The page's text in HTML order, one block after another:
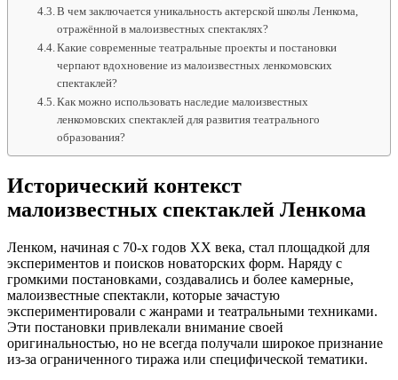
В чем заключается уникальность актерской школы Ленкома,
отражённой в малоизвестных спектаклях?
Какие современные театральные проекты и постановки
черпают вдохновение из малоизвестных ленкомовских
спектаклей?
Как можно использовать наследие малоизвестных
ленкомовских спектаклей для развития театрального
образования?
Исторический контекст
малоизвестных спектаклей Ленкома
Ленком, начиная с 70-х годов XX века, стал площадкой для
экспериментов и поисков новаторских форм. Наряду с
громкими постановками, создавались и более камерные,
малоизвестные спектакли, которые зачастую
экспериментировали с жанрами и театральными техниками.
Эти постановки привлекали внимание своей
оригинальностью, но не всегда получали широкое признание
из-за ограниченного тиража или специфической тематики.